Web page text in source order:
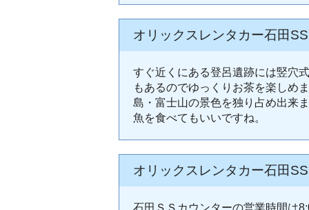
オリックスレンタカー石田
すぐ近くにある登呂遺跡には竪穴
もあるのでゆっくりお茶を楽しめ
島・富士山の景色を独り占め出来
魚を食べてもいいですね。
オリックスレンタカー石田
石田ＳＳカウンターの営業時間は